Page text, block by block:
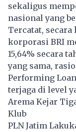
sekaligus
nasional yang
Tercatat,
korporasi BRI
15,64% secara
yang sama,
Performing
terjaga di level
Arema Kejar
Klub
PLN Jatim